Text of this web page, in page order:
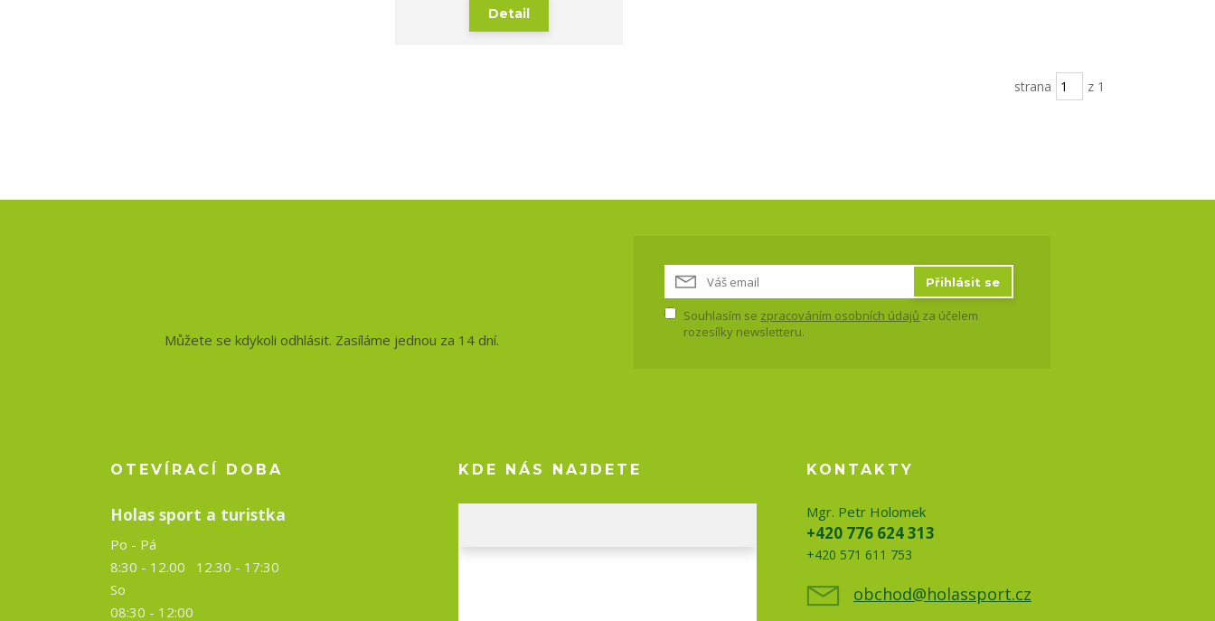
Detail
strana z 1
Můžete se kdykoli odhlásit. Zasíláme jednou za 14 dní.
Přihlásit se
Souhlasím se zpracováním osobních údajů za účelem
rozesílky newsletteru.
OTEVÍRACÍ DOBA
Holas sport a turistka
Po - Pá
8:30 - 12.00 12.30 - 17:30
So
08:30 - 12:00
KDE NÁS NAJDETE KONTAKTY
Mgr. Petr Holomek
+420 776 624 313
+420 571 611 753
obchod@holassport.cz